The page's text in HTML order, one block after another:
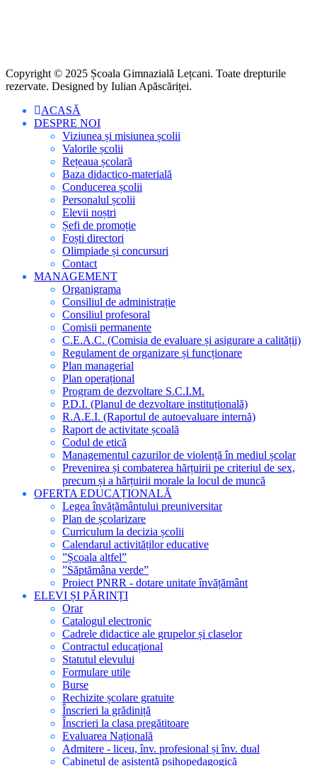
Copyright © 2025 Școala Gimnazială Lețcani. Toate drepturile
rezervate. Designed by Iulian Apăscăriței.
ACASĂ
DESPRE NOI
Viziunea și misiunea școlii
Valorile școlii
Rețeaua școlară
Baza didactico-materială
Conducerea școlii
Personalul școlii
Elevii noștri
Șefi de promoție
Foști directori
Olimpiade și concursuri
Contact
MANAGEMENT
Organigrama
Consiliul de administrație
Consiliul profesoral
Comisii permanente
C.E.A.C. (Comisia de evaluare și asigurare a calității)
Regulament de organizare și funcționare
Plan managerial
Plan operațional
Program de dezvoltare S.C.I.M.
P.D.I. (Planul de dezvoltare instituțională)
R.A.E.I. (Raportul de autoevaluare internă)
Raport de activitate școală
Codul de etică
Managementul cazurilor de violență în mediul școlar
Prevenirea și combaterea hărțuirii pe criteriul de sex,
precum și a hărțuirii morale la locul de muncă
OFERTA EDUCAȚIONALĂ
Legea învățământului preuniversitar
Plan de școlarizare
Curriculum la decizia școlii
Calendarul activităților educative
”Școala altfel”
”Săptămâna verde”
Proiect PNRR - dotare unitate învățământ
ELEVI ȘI PĂRINȚI
Orar
Catalogul electronic
Cadrele didactice ale grupelor și claselor
Contractul educațional
Statutul elevului
Formulare utile
Burse
Rechizite școlare gratuite
Înscrieri la grădiniță
Înscrieri la clasa pregătitoare
Evaluarea Națională
Admitere - liceu, înv. profesional și înv. dual
Cabinetul de asistență psihopedagogică